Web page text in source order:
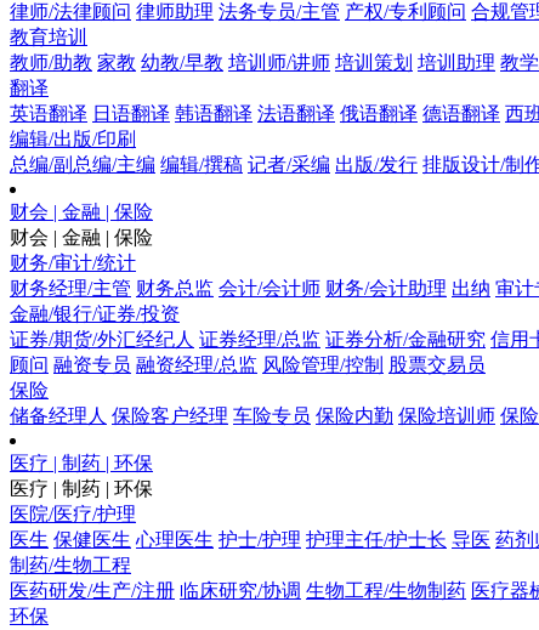
律师/法律顾问 律师助理 法务专员/主管 产权/专利顾问 合规管
教育培训
教师/助教 家教 幼教/早教 培训师/讲师 培训策划 培训助理 教
翻译
英语翻译 日语翻译 韩语翻译 法语翻译 俄语翻译 德语翻译 西
编辑/出版/印刷
总编/副总编/主编 编辑/撰稿 记者/采编 出版/发行 排版设计/制
财会 | 金融 | 保险
财会 | 金融 | 保险
财务/审计/统计
财务经理/主管 财务总监 会计/会计师 财务/会计助理 出纳 审计
金融/银行/证券/投资
证券/期货/外汇经纪人 证券经理/总监 证券分析/金融研究 信用
顾问 融资专员 融资经理/总监 风险管理/控制 股票交易员
保险
储备经理人 保险客户经理 车险专员 保险内勤 保险培训师 保
医疗 | 制药 | 环保
医疗 | 制药 | 环保
医院/医疗/护理
医生 保健医生 心理医生 护士/护理 护理主任/护士长 导医 药剂
制药/生物工程
医药研发/生产/注册 临床研究/协调 生物工程/生物制药 医疗器
环保